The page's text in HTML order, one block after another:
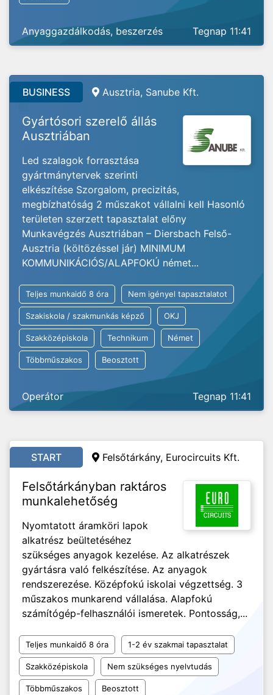
Anyaggazdálkodás, beszerzés Tegnap 11:41
BUSINESS Ausztria, Sanube Kft.
Gyártósori szerelő állás
Ausztriában
Led szalagok forrasztása
gyártmánytervek szerinti
elkészítése Szorgalom, precizitás,
megbízhatóság 2 műszakot vállalni kell Hasonló
területen szerzett tapasztalat előny
Munkavégzés Ausztriában – Diersbach Felső-
Ausztria (költözéssel jár) MINIMUM
KOMMUNIKÁCIÓS/ALAPFOKÚ német...
Teljes munkaidő 8 óra Nem igényel tapasztalatot
Szakiskola / szakmunkás képző OKJ
Szakközépiskola Technikum Német
Többműszakos Beosztott
Operátor Tegnap 11:41
START Felsőtárkány, Eurocircuits Kft.
Felsőtárkányban raktáros
munkalehetőség
Nyomtatott áramköri lapok
alkatrész beültetéséhez
szükséges anyagok kezelése. Az alkatrészek
gyártásra való felkészítése. Az anyagok
rendszerezése. Középfokú iskolai végzettség. 3
műszakos munkarend vállalása. Alapfokú
számítógép-felhasználói ismeretek. Pontosság,...
Teljes munkaidő 8 óra 1-2 év szakmai tapasztalat
Szakközépiskola Nem szükséges nyelvtudás
Többműszakos Beosztott